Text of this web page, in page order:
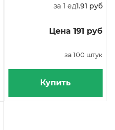
за 1 ед1.91 руб
Цена 191 руб
за 100 штук
Купить